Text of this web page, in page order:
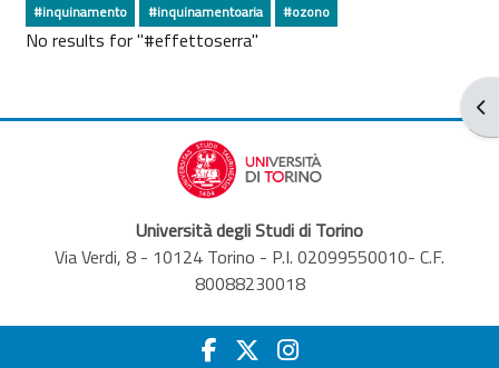
#inquinamento
#inquinamentoaria #ozono
No results for "#effettoserra"
Università degli Studi di Torino
Via Verdi, 8 - 10124 Torino - P.I. 02099550010- C.F.
80088230018